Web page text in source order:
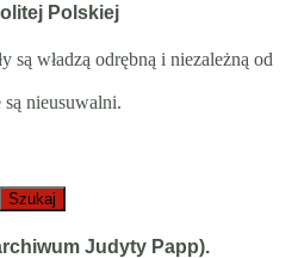
Polskiej
są władzą odrębną i niezależną od
nieusuwalni.
Judyty Papp).